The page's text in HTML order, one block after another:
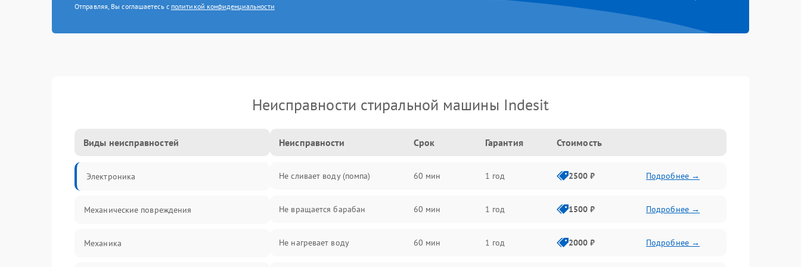
Отправляя, Вы соглашаетесь с политикой конфиденциальности
Неисправности стиральной машины Indesit
Виды неисправностей
Электроника
Механические повреждения
Механика
Неисправности Срок Гарантия Стоимость
Не сливает воду (помпа) 60 мин 1 год 2500 ₽ Подробнее →
Не вращается барабан 60 мин 1 год 1500 ₽ Подробнее →
Не нагревает воду 60 мин 1 год 2000 ₽ Подробнее →